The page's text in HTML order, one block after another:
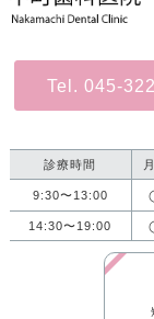
Tel. 045-
診療時間
9:30〜13:00
14:30〜19:00